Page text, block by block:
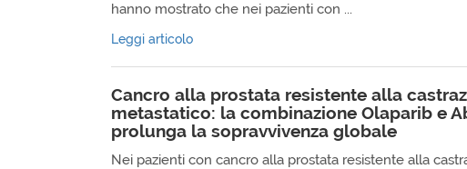
hanno mostrato che nei pazienti con ...
Leggi articolo
Cancro alla prostata resistente alla
metastatico: la combinazione Olaparib e
prolunga la sopravvivenza globale
Nei pazienti con cancro alla prostata resistente alla